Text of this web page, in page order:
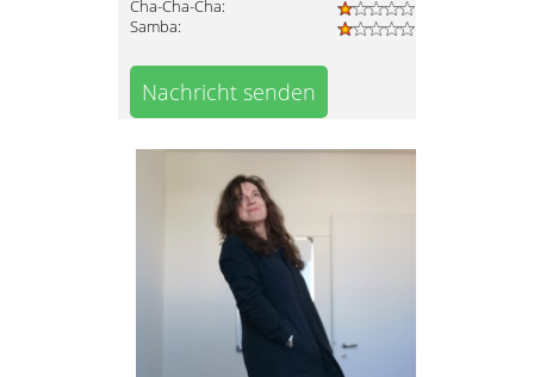
Cha-Cha-Cha:
Samba:
Nachricht senden